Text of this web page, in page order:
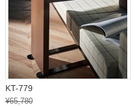
KT-779
¥65,780